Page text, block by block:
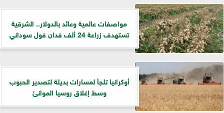
مواصفات عالمية وعائد بالدولار.. الشرقية
تستهدف زراعة 24 ألف فدان فول سوداني
أوكرانيا تلجأ لمسارات بديلة لتصدير الحبوب
وسط إغلاق روسيا الموانئ